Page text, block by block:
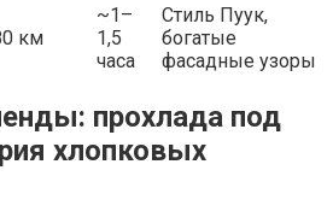
км
~1–
1,5
часа
Стиль Пуук,
богатые
фасадные узоры
прохлада под
хлопковых